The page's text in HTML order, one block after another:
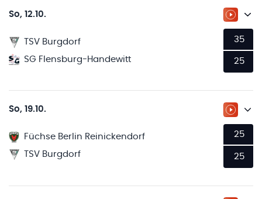
So, 12.10. ZUM
TSV Burgdorf
SG Flensburg-Handewitt
35
25
So, 19.10. ZUM
Füchse Berlin Reinickendorf
TSV Burgdorf
25
25